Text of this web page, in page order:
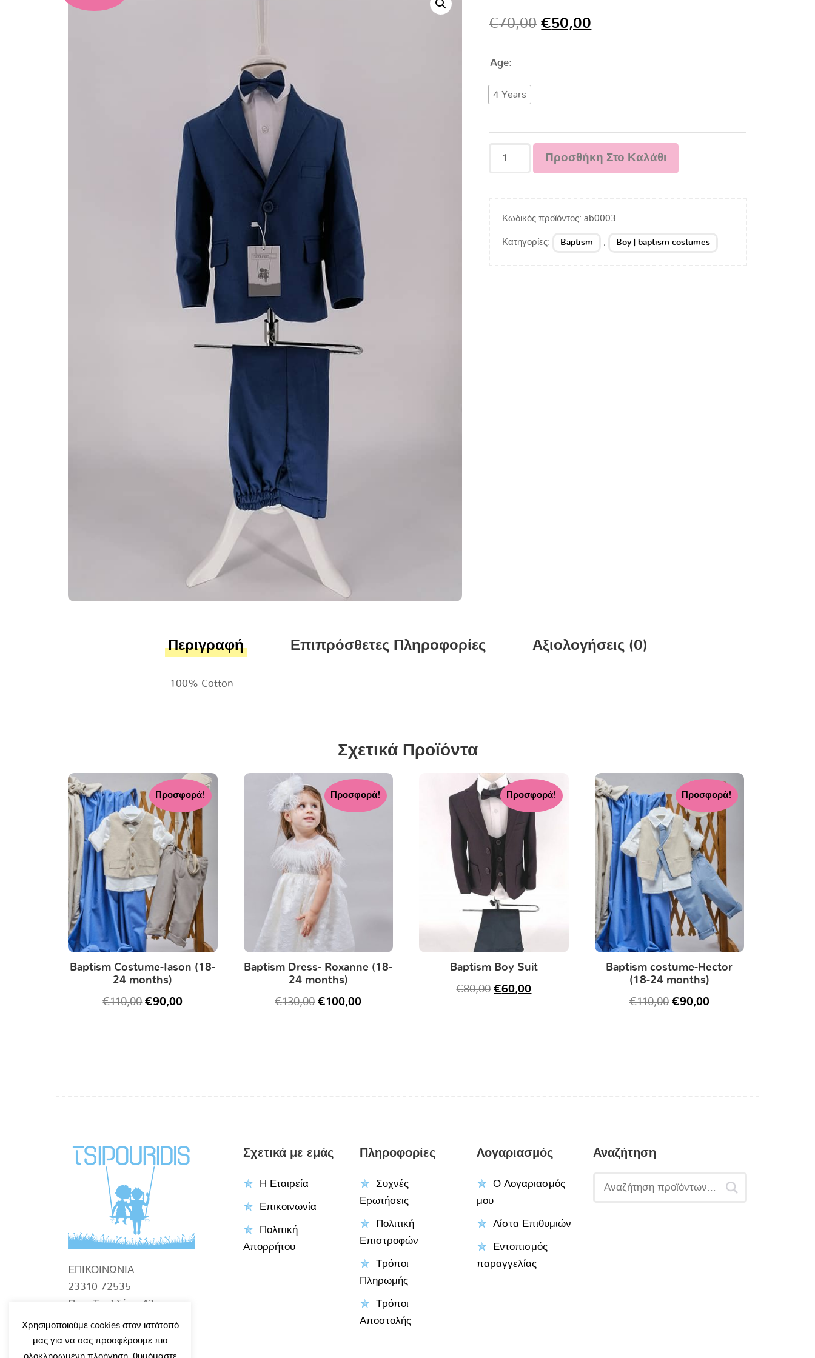
€70,00 €50,00
Age:
4 Years
Baptism
Προσθήκη Στο Καλάθι
Κωδικός προϊόντος:ab0003
Κατηγορίες: Baptism , Boy | baptism costumes
Περιγραφή Επιπρόσθετες Πληροφορίες Αξιολογήσεις (0)
100% Cotton
Σχετικά Προϊόντα
Προσφορά!
Baptism Costume-Iason (18-
24 months)
€110,00 €90,00
Προσφορά!
Baptism Dress- Roxanne (18-
24 months)
€130,00 €100,00
Προσφορά!
Baptism Boy Suit
€80,00 €60,00
Προσφορά!
Baptism costume-Hector
(18-24 months)
€110,00 €90,00
ΕΠΙΚΟΙΝΩΝΙΑ
23310 72535
Παν. Τσαλδάρη 42
Βέροια
info@tsipouridiskids.gr
Σχετικά με εμάς
Η Εταιρεία
Επικοινωνία
Πολιτική
Απορρήτου
Πληροφορίες
Συχνές
Ερωτήσεις
Πολιτική
Επιστροφών
Τρόποι
Πληρωμής
Τρόποι
Αποστολής
Λογαριασμός
Ο Λογαριασμός
μου
Λίστα Επιθυμιών
Εντοπισμός
παραγγελίας
Αναζήτηση
Χρησιμοποιούμε cookies στον ιστότοπό
μας για να σας προσφέρουμε πιο